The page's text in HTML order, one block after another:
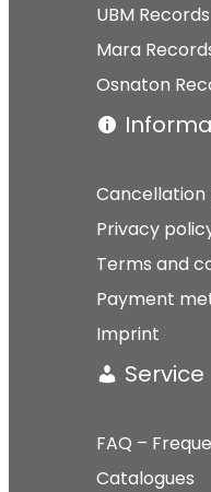
UBM
Mara
Osnaton
Cancellation
Privacy
Terms and
Payment
Imprint
Service
FAQ –
Catalogues